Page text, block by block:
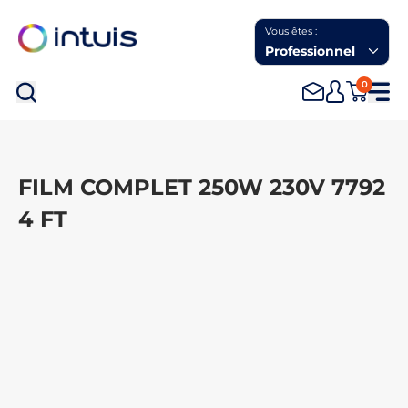
Vous êtes :
Professionnel
0
FILM COMPLET 250W 230V 7792
4 FT